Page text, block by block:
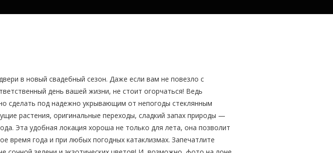
в новый свадебный сезон. Даже если вам не повезло с
день вашей жизни, не стоит огорчаться! Ведь
сделать под надежно укрывающим от непогоды стеклянным
растения, оригинальные переходы, сладкий запах природы —
Эта удобная локация хороша не только для лета, она позволит
время года и при любых погодных катаклизмах. Запечатлите